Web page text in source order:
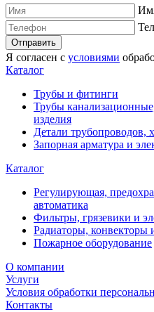
Отправить
Я согласен с условиями
Каталог
Трубы и фитинги
Трубы
изделия
Детали трубопроводов,
Запорная арматура и
Каталог
Регулирующая,
автоматика
Фильтры, грязевики и
Радиаторы,
Пожарное оборудование
О компании
Услуги
Условия обработки
Контакты